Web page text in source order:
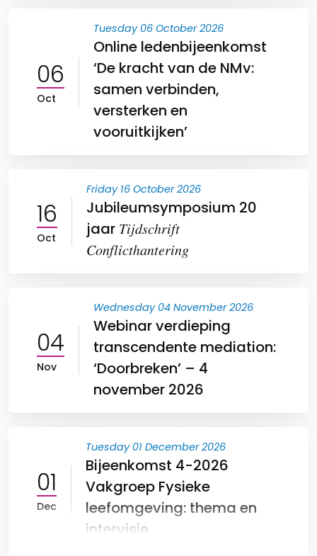
06
Oct
Tuesday 06 October 2026
Online ledenbijeenkomst
‘De kracht van de NMv:
samen verbinden,
versterken en
vooruitkijken’
16
Oct
Friday 16 October 2026
Jubileumsymposium 20
jaar 𝑇𝑖𝑗𝑑𝑠𝑐ℎ𝑟𝑖𝑓𝑡
𝐶𝑜𝑛𝑓𝑙𝑖𝑐𝑡ℎ𝑎𝑛𝑡𝑒𝑟𝑖𝑛𝑔
04
Nov
Wednesday 04 November 2026
Webinar verdieping
transcendente mediation:
‘Doorbreken’ – 4
november 2026
01
Dec
Tuesday 01 December 2026
Bijeenkomst 4-2026
Vakgroep Fysieke
leefomgeving: thema en
intervisie